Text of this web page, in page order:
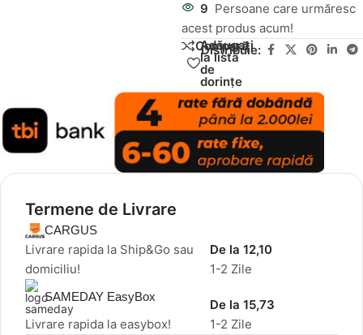
9 Persoane care urmăresc
acest produs acum!
Compară
Adăugați
la lista
de
dorințe
Distribuie:
Termene de Livrare
CARGUS
Livrare rapida la Ship&Go sau
domiciliu!
1-2 Zile
De la 12,10
SAMEDAY EasyBox
Livrare rapida la easybox! 1-2 Zile
De la 15,73